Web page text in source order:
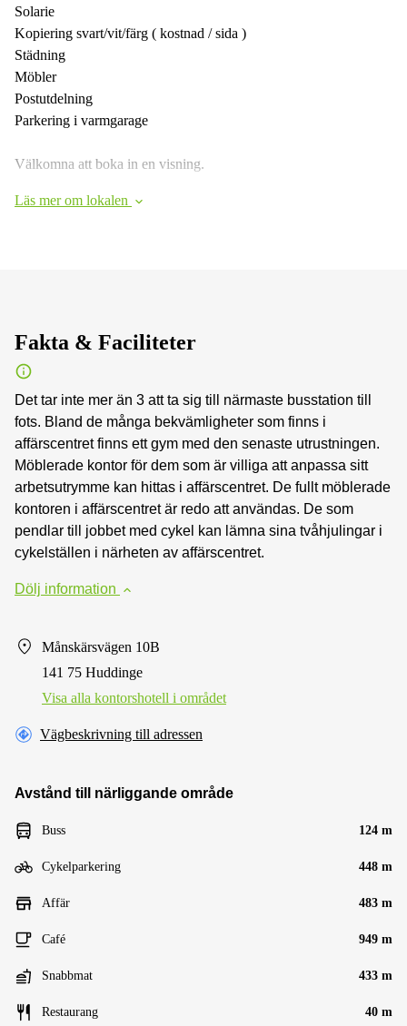
Solarie
Kopiering svart/vit/färg ( kostnad / sida )
Städning
Möbler
Postutdelning
Parkering i varmgarage
Välkomna att boka in en visning.
Läs mer om lokalen
Fakta & Faciliteter
Det tar inte mer än 3 att ta sig till närmaste busstation till
fots. Bland de många bekvämligheter som finns i
affärscentret finns ett gym med den senaste utrustningen.
Möblerade kontor för dem som är villiga att anpassa sitt
arbetsutrymme kan hittas i affärscentret. De fullt möblerade
kontoren i affärscentret är redo att användas. De som
pendlar till jobbet med cykel kan lämna sina tvåhjulingar i
cykelställen i närheten av affärscentret.
Dölj information
Månskärsvägen 10B
141 75 Huddinge
Visa alla kontorshotell i området
Vägbeskrivning till adressen
Avstånd till närliggande område
Buss 124 m
Cykelparkering 448 m
Affär 483 m
Café 949 m
Snabbmat 433 m
Restaurang 40 m